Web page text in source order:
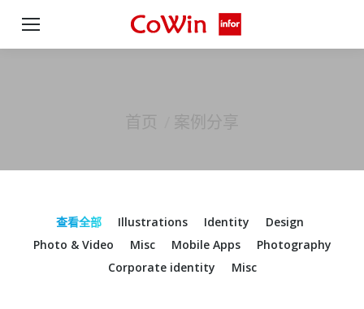
您在这里：
首页 案例分享
查看全部 Illustrations Identity
Design
Photo & Video
Misc Mobile Apps
Photography
Corporate identity
Misc